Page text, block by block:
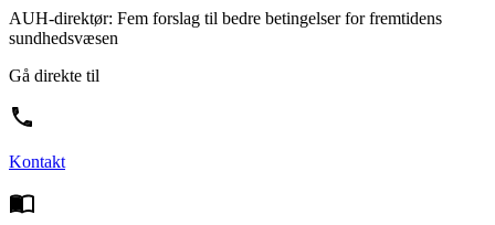
AUH-direktør: Fem forslag til bedre betingelser for fremtidens
sundhedsvæsen
Gå direkte til
Kontakt